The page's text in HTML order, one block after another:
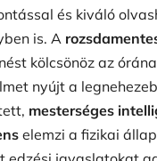
és kiváló
is. A
kölcsönöz az
nyújt a
mesterséges
elemzi a fizikai